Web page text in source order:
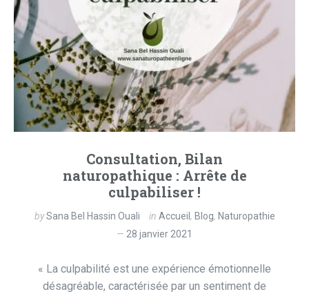
Consultation, Bilan
naturopathique : Arrête de
culpabiliser !
bySana Bel Hassin Ouali in Accueil , Blog, Naturopathie
28 janvier 2021
« La culpabilité est une expérience émotionnelle
désagréable, caractérisée par un sentiment de